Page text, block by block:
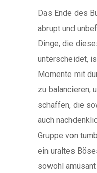
Das Ende des
abrupt und
Dinge, die
unterscheidet,
Momente mit
zu balancieren,
schaffen, die
auch
Gruppe von
ein uraltes
sowohl